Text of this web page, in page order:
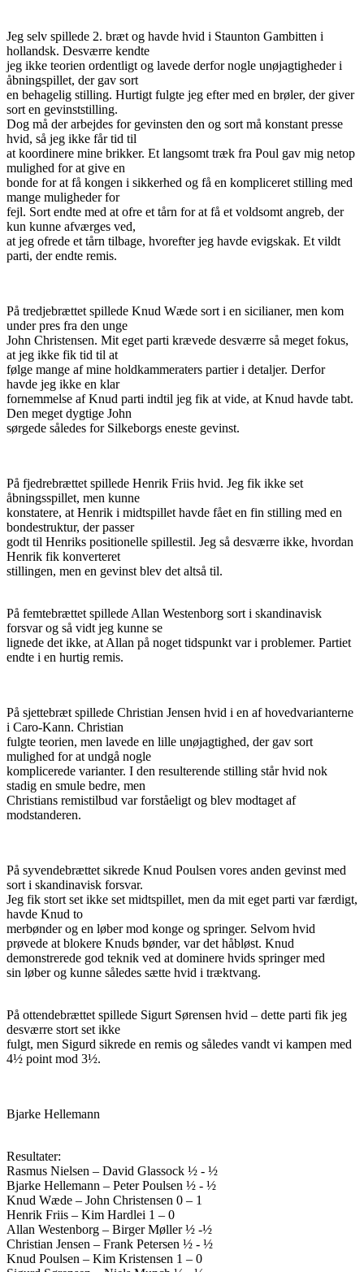
Jeg selv spillede 2. bræt og havde hvid i Staunton Gambitten i
hollandsk. Desværre kendte
jeg ikke teorien ordentligt og lavede derfor nogle unøjagtigheder i
åbningspillet, der gav sort
en behagelig stilling. Hurtigt fulgte jeg efter med en brøler, der giver
sort en gevinststilling.
Dog må der arbejdes for gevinsten den og sort må konstant presse
hvid, så jeg ikke får tid til
at koordinere mine brikker. Et langsomt træk fra Poul gav mig netop
mulighed for at give en
bonde for at få kongen i sikkerhed og få en kompliceret stilling med
mange muligheder for
fejl. Sort endte med at ofre et tårn for at få et voldsomt angreb, der
kun kunne afværges ved,
at jeg ofrede et tårn tilbage, hvorefter jeg havde evigskak. Et vildt
parti, der endte remis.
På tredjebrættet spillede Knud Wæde sort i en sicilianer, men kom
under pres fra den unge
John Christensen. Mit eget parti krævede desværre så meget fokus,
at jeg ikke fik tid til at
følge mange af mine holdkammeraters partier i detaljer. Derfor
havde jeg ikke en klar
fornemmelse af Knud parti indtil jeg fik at vide, at Knud havde tabt.
Den meget dygtige John
sørgede således for Silkeborgs eneste gevinst.
På fjedrebrættet spillede Henrik Friis hvid. Jeg fik ikke set
åbningsspillet, men kunne
konstatere, at Henrik i midtspillet havde fået en fin stilling med en
bondestruktur, der passer
godt til Henriks positionelle spillestil. Jeg så desværre ikke, hvordan
Henrik fik konverteret
stillingen, men en gevinst blev det altså til.
På femtebrættet spillede Allan Westenborg sort i skandinavisk
forsvar og så vidt jeg kunne se
lignede det ikke, at Allan på noget tidspunkt var i problemer. Partiet
endte i en hurtig remis.
På sjettebræt spillede Christian Jensen hvid i en af hovedvarianterne
i Caro-Kann. Christian
fulgte teorien, men lavede en lille unøjagtighed, der gav sort
mulighed for at undgå nogle
komplicerede varianter. I den resulterende stilling står hvid nok
stadig en smule bedre, men
Christians remistilbud var forståeligt og blev modtaget af
modstanderen.
På syvendebrættet sikrede Knud Poulsen vores anden gevinst med
sort i skandinavisk forsvar.
Jeg fik stort set ikke set midtspillet, men da mit eget parti var færdigt,
havde Knud to
merbønder og en løber mod konge og springer. Selvom hvid
prøvede at blokere Knuds bønder, var det håbløst. Knud
demonstrerede god teknik ved at dominere hvids springer med
sin løber og kunne således sætte hvid i træktvang.
På ottendebrættet spillede Sigurt Sørensen hvid – dette parti fik jeg
desværre stort set ikke
fulgt, men Sigurd sikrede en remis og således vandt vi kampen med
4½ point mod 3½.
Bjarke Hellemann
Resultater:
Rasmus Nielsen – David Glassock ½ - ½
Bjarke Hellemann – Peter Poulsen ½ - ½
Knud Wæde – John Christensen 0 – 1
Henrik Friis – Kim Hardlei 1 – 0
Allan Westenborg – Birger Møller ½ -½
Christian Jensen – Frank Petersen ½ - ½
Knud Poulsen – Kim Kristensen 1 – 0